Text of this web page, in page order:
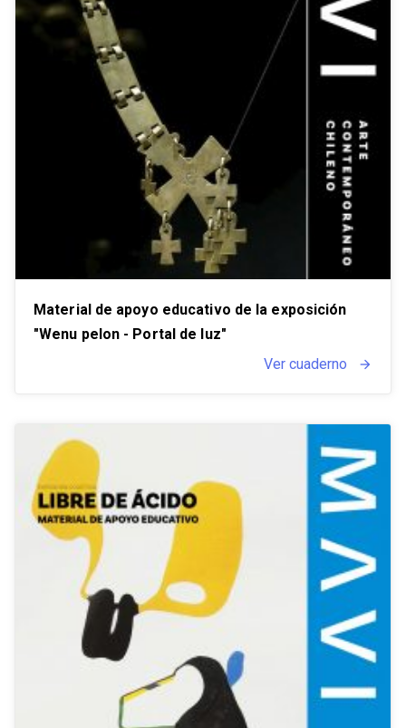
Material de apoyo educativo de la exposición
"Wenu pelon - Portal de luz"
Ver cuaderno
arrow_forward